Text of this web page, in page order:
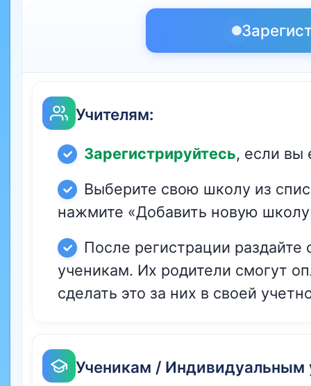
Учителям:
Зарегистрируйтесь, если вы
Выберите свою школу из
нажмите «Добавить новую
После регистрации
ученикам. Их родители смогут
сделать это за них в своей
Ученикам / Индивидуальным